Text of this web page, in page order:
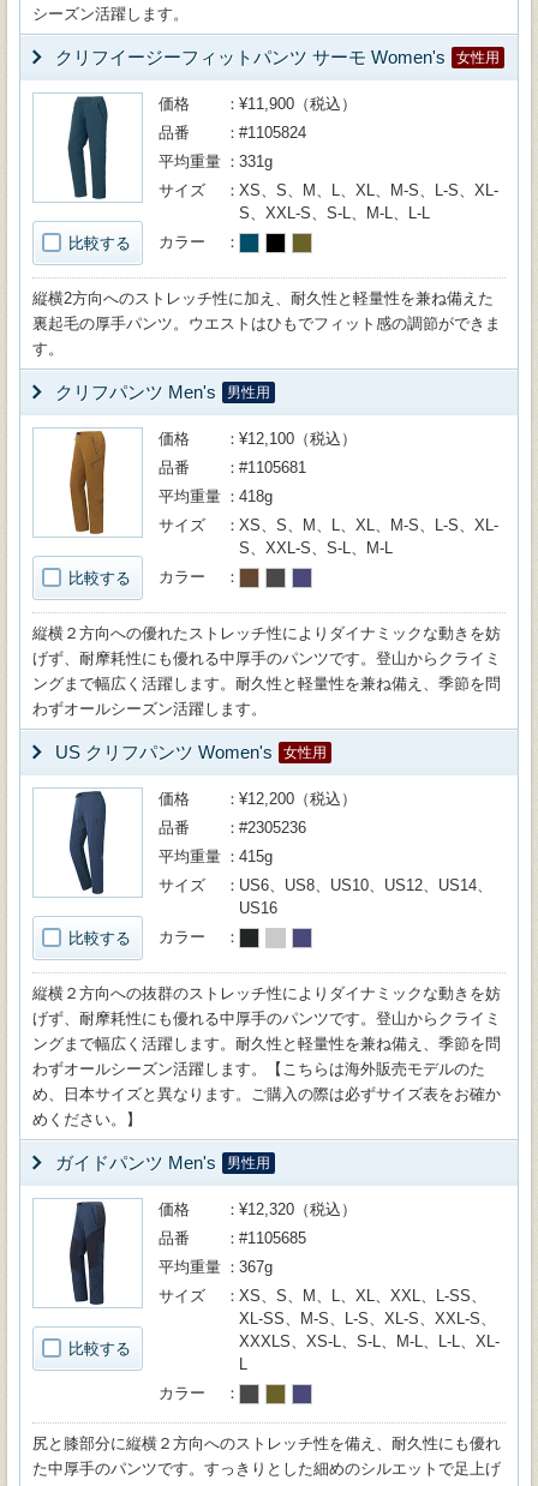
シーズン活躍します。
クリフイージーフィットパンツ サーモ Women's 女性用
比較する
価格
¥11,900（税込）
品番
#1105824
平均重量
331g
サイズ
XS、S、M、L、XL、M-S、L-S、XL-
S、XXL-S、S-L、M-L、L-L
カラー
縦横2方向へのストレッチ性に加え、耐久性と軽量性を兼ね備えた
裏起毛の厚手パンツ。ウエストはひもでフィット感の調節ができま
す。
クリフパンツ Men's 男性用
比較する
価格
¥12,100（税込）
品番
#1105681
平均重量
418g
サイズ
XS、S、M、L、XL、M-S、L-S、XL-
S、XXL-S、S-L、M-L
カラー
縦横２方向への優れたストレッチ性によりダイナミックな動きを妨
げず、耐摩耗性にも優れる中厚手のパンツです。登山からクライミ
ングまで幅広く活躍します。耐久性と軽量性を兼ね備え、季節を問
わずオールシーズン活躍します。
US クリフパンツ Women's 女性用
比較する
価格
¥12,200（税込）
品番
#2305236
平均重量
415g
サイズ
US6、US8、US10、US12、US14、
US16
カラー
縦横２方向への抜群のストレッチ性によりダイナミックな動きを妨
げず、耐摩耗性にも優れる中厚手のパンツです。登山からクライミ
ングまで幅広く活躍します。耐久性と軽量性を兼ね備え、季節を問
わずオールシーズン活躍します。【こちらは海外販売モデルのた
め、日本サイズと異なります。ご購入の際は必ずサイズ表をお確か
めください。】
ガイドパンツ Men's 男性用
比較する
価格
¥12,320（税込）
品番
#1105685
平均重量
367g
サイズ
XS、S、M、L、XL、XXL、L-SS、
XL-SS、M-S、L-S、XL-S、XXL-S、
XXXLS、XS-L、S-L、M-L、L-L、XL-
L
カラー
尻と膝部分に縦横２方向へのストレッチ性を備え、耐久性にも優れ
た中厚手のパンツです。すっきりとした細めのシルエットで足上げ